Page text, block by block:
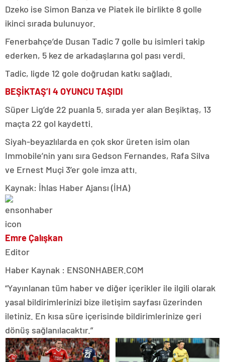
Dzeko ise Simon Banza ve Piatek ile birlikte 8 golle
ikinci sırada bulunuyor.
Fenerbahçe’de Dusan Tadic 7 golle bu isimleri takip
ederken, 5 kez de arkadaşlarına gol pası verdi.
Tadic, ligde 12 gole doğrudan katkı sağladı.
BEŞİKTAŞ’I 4 OYUNCU TAŞIDI
Süper Lig’de 22 puanla 5. sırada yer alan Beşiktaş, 13
maçta 22 gol kaydetti.
Siyah-beyazlılarda en çok skor üreten isim olan
Immobile’nin yanı sıra Gedson Fernandes, Rafa Silva
ve Ernest Muçi 3’er gole imza attı.
Kaynak: İhlas Haber Ajansı (İHA)
Emre Çalışkan
Editor
Haber Kaynak : ENSONHABER.COM
“Yayınlanan tüm haber ve diğer içerikler ile ilgili olarak
yasal bildirimlerinizi bize iletişim sayfası üzerinden
iletiniz. En kısa süre içerisinde bildirimlerinize geri
dönüş sağlanılacaktır.”